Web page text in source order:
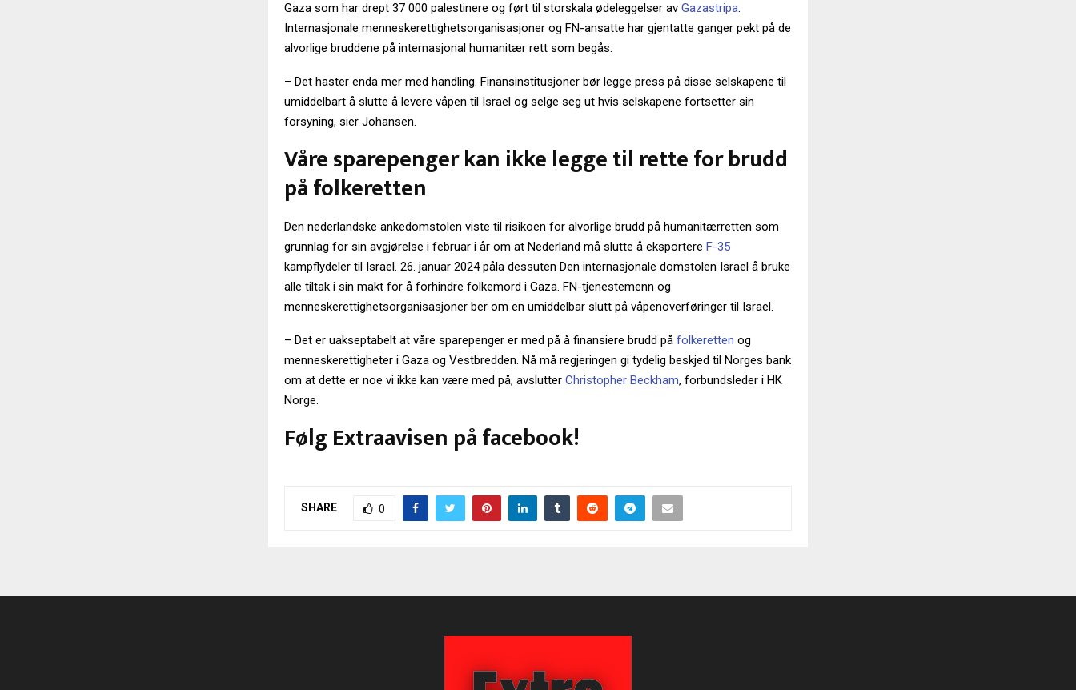
Gaza som har drept 37 000 palestinere og ført til storskala ødeleggelser av Gazastripa.
Internasjonale menneskerettighetsorganisasjoner og FN-ansatte har gjentatte ganger pekt på de
alvorlige bruddene på internasjonal humanitær rett som begås.
– Det haster enda mer med handling. Finansinstitusjoner bør legge press på disse selskapene til
umiddelbart å slutte å levere våpen til Israel og selge seg ut hvis selskapene fortsetter sin
forsyning, sier Johansen.
Våre sparepenger kan ikke legge til rette for brudd
på folkeretten
Den nederlandske ankedomstolen viste til risikoen for alvorlige brudd på humanitærretten som
grunnlag for sin avgjørelse i februar i år om at Nederland må slutte å eksportere F-35
kampflydeler til Israel. 26. januar 2024 påla dessuten Den internasjonale domstolen Israel å bruke
alle tiltak i sin makt for å forhindre folkemord i Gaza. FN-tjenestemenn og
menneskerettighetsorganisasjoner ber om en umiddelbar slutt på våpenoverføringer til Israel.
– Det er uakseptabelt at våre sparepenger er med på å finansiere brudd på folkeretten og
menneskerettigheter i Gaza og Vestbredden. Nå må regjeringen gi tydelig beskjed til Norges bank
om at dette er noe vi ikke kan være med på, avslutter Christopher Beckham, forbundsleder i HK
Norge.
Følg Extraavisen på facebook!
SHARE 0